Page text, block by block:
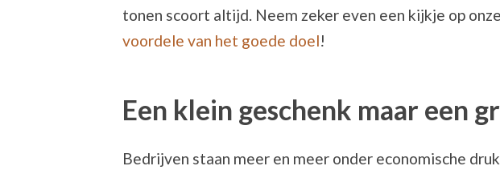
tonen scoort altijd. Neem zeker even een kijkje op
voordele van het goede doel!
Een klein geschenk maar een
Bedrijven staan meer en meer onder economische